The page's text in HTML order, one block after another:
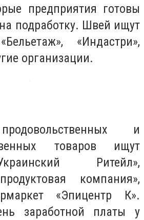
предприятия готовы
на подработку. Швей ищут
«Индастри»,
организации.
и
товаров ищут
Ритейл»,
компания»,
«Эпицентр К».
заработной платы у